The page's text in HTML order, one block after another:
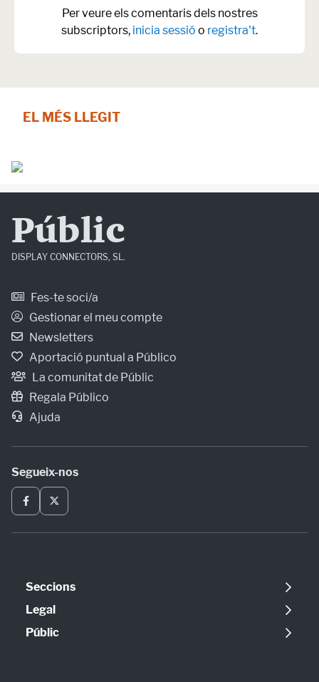
Per veure els comentaris dels nostres
subscriptors, inicia sessió o registra't.
EL MÉS LLEGIT
Públic
DISPLAY CONNECTORS, SL.
Fes-te soci/a
Gestionar el meu compte
Newsletters
Aportació puntual a Público
La comunitat de Públic
Regala Público
Ajuda
Segueix-nos
Seccions
Política
Opinió
Legal
Avís legal
Públic